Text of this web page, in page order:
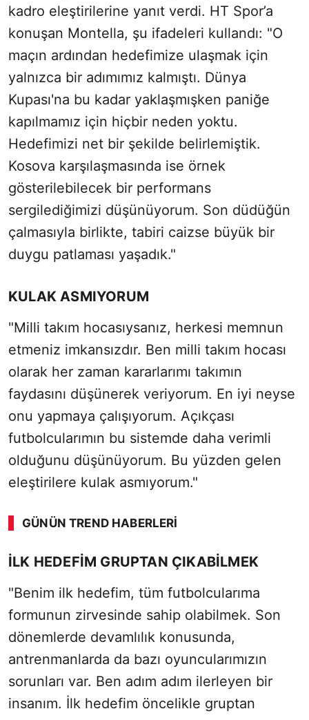
kadro eleştirilerine yanıt verdi. HT Spor’a
konuşan Montella, şu ifadeleri kullandı: "O
maçın ardından hedefimize ulaşmak için
yalnızca bir adımımız kalmıştı. Dünya
Kupası'na bu kadar yaklaşmışken paniğe
kapılmamız için hiçbir neden yoktu.
Hedefimizi net bir şekilde belirlemiştik.
Kosova karşılaşmasında ise örnek
gösterilebilecek bir performans
sergilediğimizi düşünüyorum. Son düdüğün
çalmasıyla birlikte, tabiri caizse büyük bir
duygu patlaması yaşadık."
KULAK ASMIYORUM
"Milli takım hocasıysanız, herkesi memnun
etmeniz imkansızdır. Ben milli takım hocası
olarak her zaman kararlarımı takımın
faydasını düşünerek veriyorum. En iyi neyse
onu yapmaya çalışıyorum. Açıkçası
futbolcularımın bu sistemde daha verimli
olduğunu düşünüyorum. Bu yüzden gelen
eleştirilere kulak asmıyorum."
GÜNÜN TREND HABERLERI
00:02 / 09:08
Sesi Aç
İLK HEDEFİM GRUPTAN ÇIKABİLMEK
"Benim ilk hedefim, tüm futbolcularıma
formunun zirvesinde sahip olabilmek. Son
dönemlerde devamlılık konusunda,
antrenmanlarda da bazı oyuncularımızın
sorunları var. Ben adım adım ilerleyen bir
insanım. İlk hedefim öncelikle gruptan